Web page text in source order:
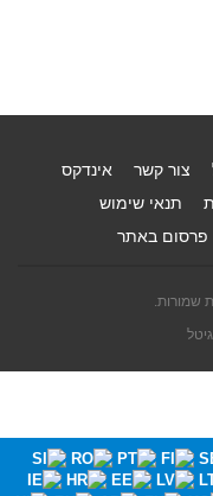
צור קשר
אינדקס
תנאי שימוש
פרסום באתר